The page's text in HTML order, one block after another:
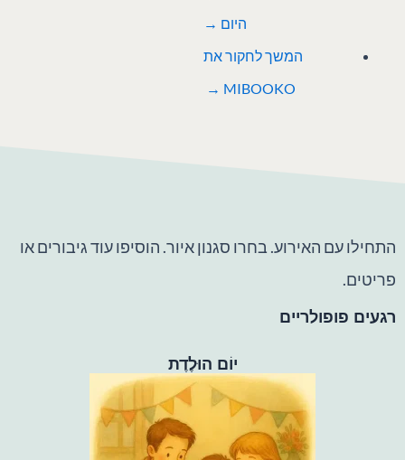
היום →
המשך לחקור את
MIBOOKO →
התחילו עם האירוע. בחרו סגנון איור. הוסיפו עוד גיבורים או
פריטים.
רגעים פופולריים
יוֹם הוּלֶדֶת